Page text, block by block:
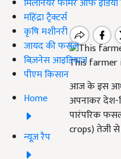
महिंद्रा ट्रैक्टर्स
कृषि मशीनरी
जायद की फसल
बिज़नेस आइडियाज
पीएम किसान
Home
न्यूज़ रैप
This farmer
आज के इस
अपनाकर देश-
पारंपरिक
crops)तेजी